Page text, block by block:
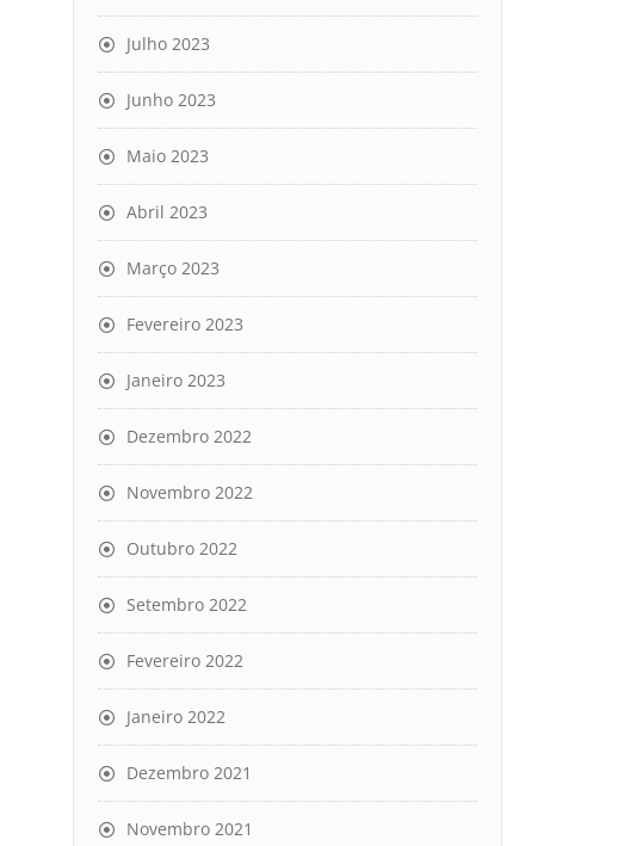
Julho 2023
Junho 2023
Maio 2023
Abril 2023
Março 2023
Fevereiro 2023
Janeiro 2023
Dezembro 2022
Novembro 2022
Outubro 2022
Setembro 2022
Fevereiro 2022
Janeiro 2022
Dezembro 2021
Novembro 2021